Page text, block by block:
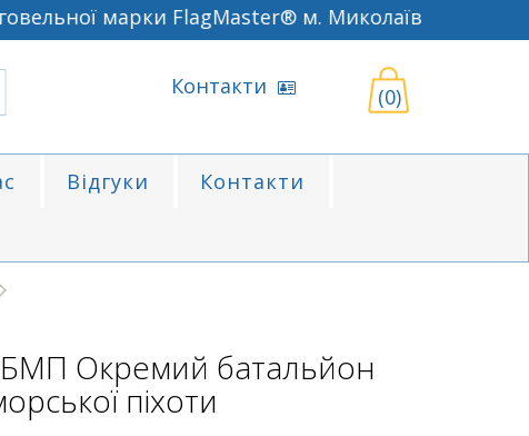
марки FlagMaster® м. Миколаїв
Контакти (0)
Відгуки
Контакти
Окремий батальйон
піхоти